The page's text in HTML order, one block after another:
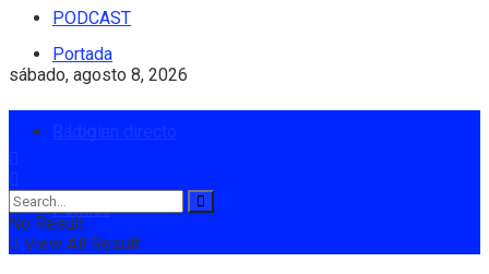
PODCAST
sábado, agosto 8, 2026
Portada
Política
No Result
View All Result